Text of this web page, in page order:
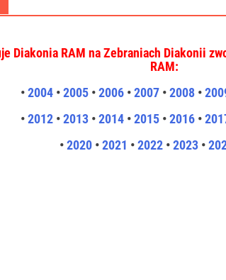
Diakonia RAM na Zebraniach Diakonii
RAM:
•2004 •2005 •2006 •2007 •2008 •
•2012 •2013 •2014 •2015 •2016 •
•2020 •2021 •2022 •2023 •